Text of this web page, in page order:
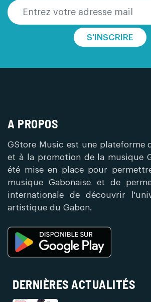
S'INSCRIRE
A PROPOS
GStore Music est une plateforme
et à la promotion de la musique
été mise en place pour
musique Gabonaise et de
internationale de découvrir
artistique du Gabon.
DERNIÈRES ACTUALITÉS